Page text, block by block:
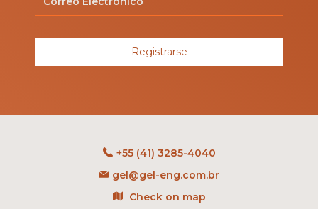
Registrarse
+55 (41) 3285-4040
gel@gel-eng.com.br
Check on map